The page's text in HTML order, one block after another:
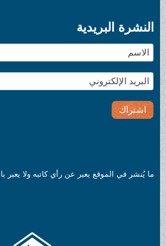
النشرة البريدية
ما يُنشر في الموقع يعبر عن رأي كاتبه ولا يعبر